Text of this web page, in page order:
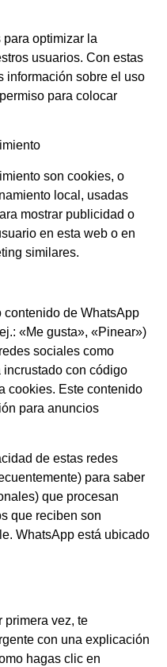
optimizar la
usuarios. Con estas
información sobre el uso
para colocar
son cookies, o
local, usadas
mostrar publicidad o
en esta web o en
similares.
contenido de WhatsApp
«Me gusta», «Pinear»)
sociales como
con código
cookies. Este contenido
para anuncios
de estas redes
para saber
que procesan
que reciben son
WhatsApp está ubicado
primera vez, te
con una explicación
hagas clic en